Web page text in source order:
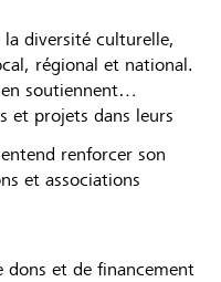
la diversité culturelle,
régional et national.
soutiennent
et projets dans leurs
renforcer son
et associations
dons et de financement